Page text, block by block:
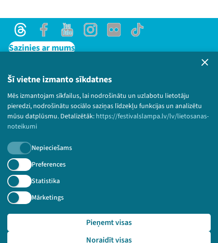
Šī vietne izmanto sīkdatnes
Mēs izmantojam sīkfailus, lai nodrošinātu un uzlabotu lietotāju
pieredzi, nodrošinātu sociālo saziņas līdzekļu funkcijas un analizētu
mūsu datplūsmu. Detalizētāk: https://festivalslampa.lv/lv/lietosanas-
noteikumi
Nepieciešams
Preferences
Statistika
Mārketings
Noraidīt visas
Pieņemt visas
ThreadsFacebookYoutubeInstagram
Flick TikTok
Sazinies ar mums
Lietošanas noteikumi un sīkdatņu politika
Bērnu aizsardzības politika
© 2026 Sarunu festivāls LAMPA Visas tiesības
paturētas.
Piesakies jaunumiem!
Nepalaid garām aktuālāko informāciju!
Pieteikties